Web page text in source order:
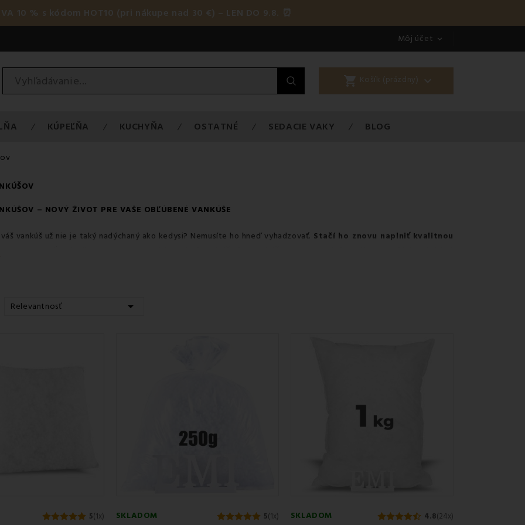
10 % s kódom HOT10 (pri nákupe nad 30 €) – LEN DO 9.8. ⏰
Môj účet 
shopping_cart Košík (prázdny) 
KÚPEĽŇA KUCHYŇA OSTATNÉ SEDACIE VAKY BLOG
– NOVÝ ŽIVOT PRE VAŠE OBĽÚBENÉVANKÚŠE
vankúš už nie je taký nadýchaný ako kedysi? Nemusíte ho hneď vyhadzovať. Stačí ho znovu naplniť kvalitnou
si opäť pohodlie ako pri novom kúsku. Naša
pohodlia– dodajte vankúšom objem a mäkkosť
Vychutnajte si opäť nadýchaný spánok.
Relevantnosť 
5(1x) SKLADOM 5(1x) SKLADOM 4.8(24x)